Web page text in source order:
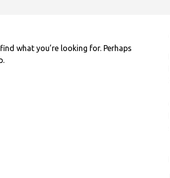
what you’re looking for. Perhaps